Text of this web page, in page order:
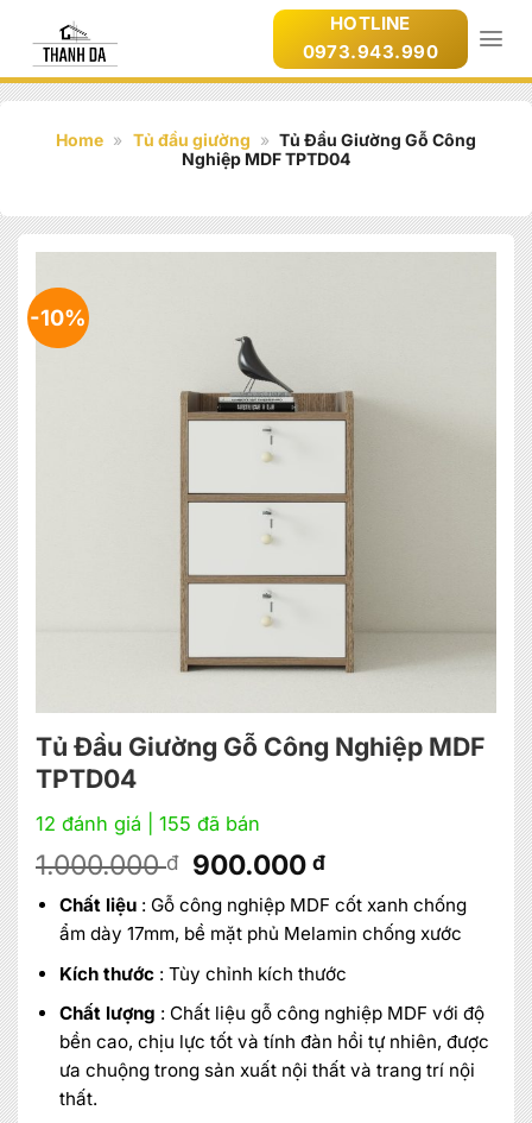
dung
HOTLINE
0973.943.990
Home » Tủ đầu giường » Tủ Đầu Giường Gỗ Công
Nghiệp MDF TPTD04
-10%
Tủ Đầu Giường Gỗ Công Nghiệp MDF
TPTD04
12 đánh giá | 155 đã bán
1.000.000đ
Giá
gốc
là:
1.000.000 đ.
900.000 đGiá
hiện
tại
là:
900.000 đ.
Chất liệu: Gỗ công nghiệp MDF cốt xanh chống
ẩm dày 17mm, bề mặt phủ Melamin chống xước
Kích thước : Tùy chỉnh kích thước
Chất lượng : Chất liệu gỗ công nghiệp MDF với độ
bền cao, chịu lực tốt và tính đàn hồi tự nhiên, được
ưa chuộng trong sản xuất nội thất và trang trí nội
thất.